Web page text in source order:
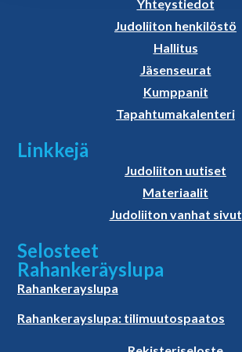
Yhteystiedot
Judoliiton henkilöstö
Hallitus
Jäsenseurat
Kumppanit
Tapahtumakalenteri
Linkkejä
Judoliiton uutiset
Materiaalit
Judoliiton vanhat sivut
Selosteet
Rahankeräyslupa
Rahankerayslupa
Rahankerayslupa: tilimuutospaatos